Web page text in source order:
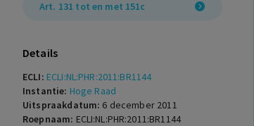
Art. 131 tot en met 151c
Details
ECLI: ECLI:NL:PHR:2011:BR1144
Instantie: Hoge Raad
Uitspraakdatum: 6 december 2011
Roepnaam: ECLI:NL:PHR:2011:BR1144